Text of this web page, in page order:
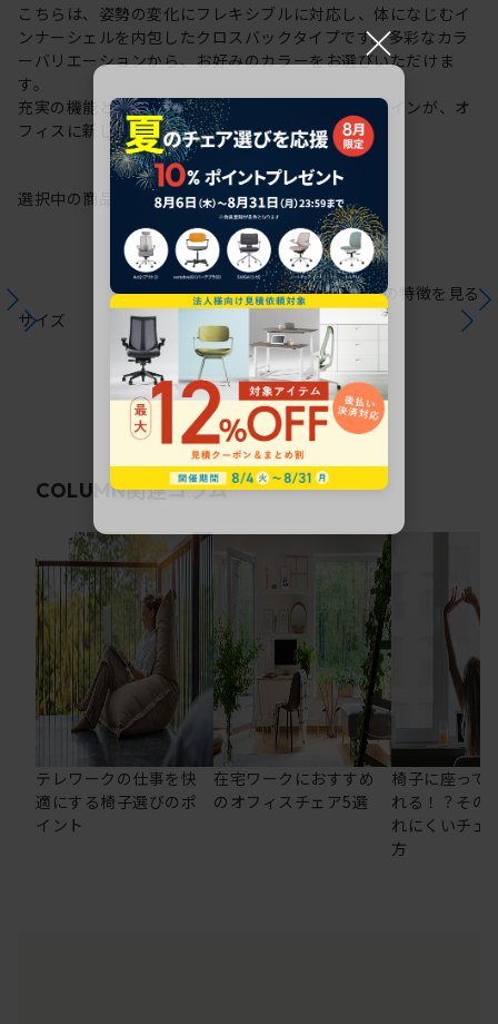
こちらは、姿勢の変化にフレキシブルに対応し、体になじむイ
ンナーシェルを内包したクロスバックタイプです。多彩なカラ
ーバリエーションから、お好みのカラーをお選びいただけま
す。
充実の機能と一体となった透明感のある美しいデザインが、オ
フィスに新しい風を運びます。
選択中の商品情報 保証注意事項
サイズ
シリーズの特徴を見る
COLUMN関連コラム
テレワークの仕事を快
適にする椅子選びのポ
イント
在宅ワークにおすすめ
のオフィスチェア5選
椅子に座って
れる！？その
れにくいチェ
方
×